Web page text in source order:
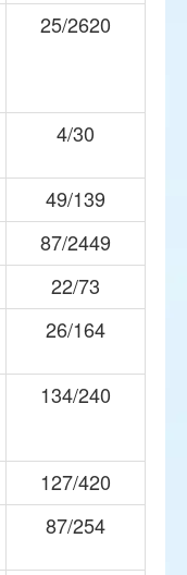
25/2620
4/30
49/139
87/2449
22/73
26/164
134/240
127/420
87/254